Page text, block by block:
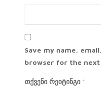
Save my name,
browser for the
თქვენი რეიტინგი *